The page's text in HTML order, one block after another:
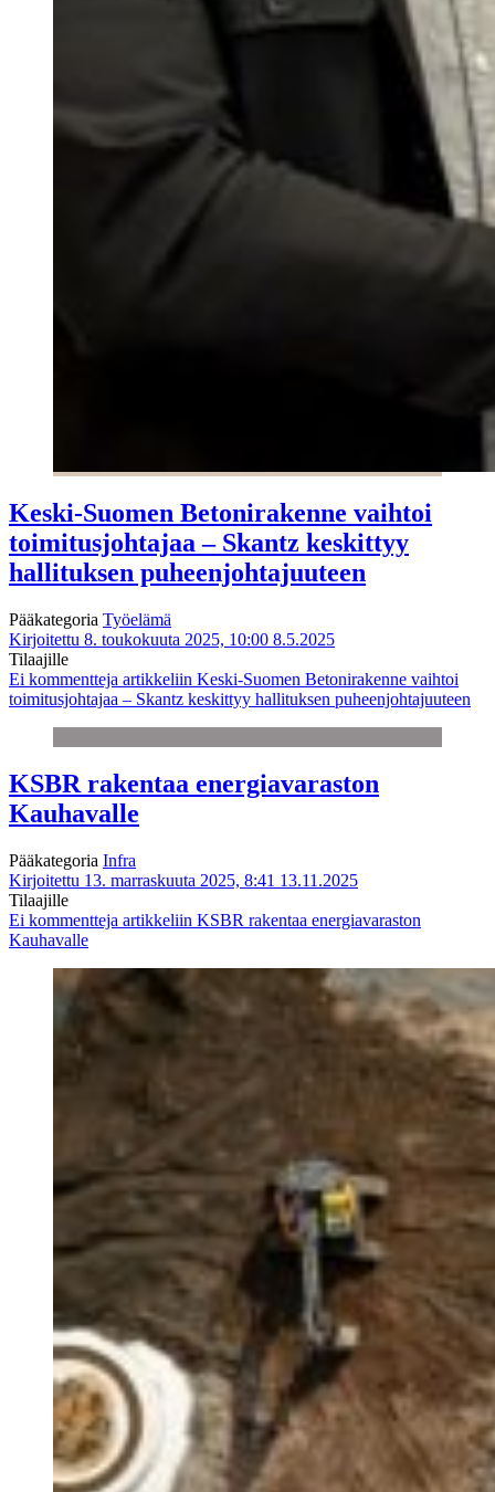
Keski-Suomen Betonirakenne vaihtoi
toimitusjohtajaa – Skantz keskittyy
hallituksen puheenjohtajuuteen
Pääkategoria Työelämä
Kirjoitettu 8. toukokuuta 2025, 10:00 8.5.2025
Tilaajille
Ei kommentteja artikkeliin Keski-Suomen Betonirakenne vaihtoi
toimitusjohtajaa – Skantz keskittyy hallituksen puheenjohtajuuteen
KSBR rakentaa energiavaraston
Kauhavalle
Pääkategoria Infra
Kirjoitettu 13. marraskuuta 2025, 8:41 13.11.2025
Tilaajille
Ei kommentteja artikkeliin KSBR rakentaa energiavaraston
Kauhavalle